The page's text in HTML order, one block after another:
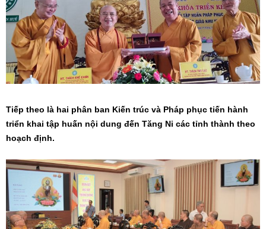
Tiếp theo là hai phân ban Kiến trúc và Pháp phục tiến hành
triển khai tập huấn nội dung đến Tăng Ni các tỉnh thành theo
hoạch định.